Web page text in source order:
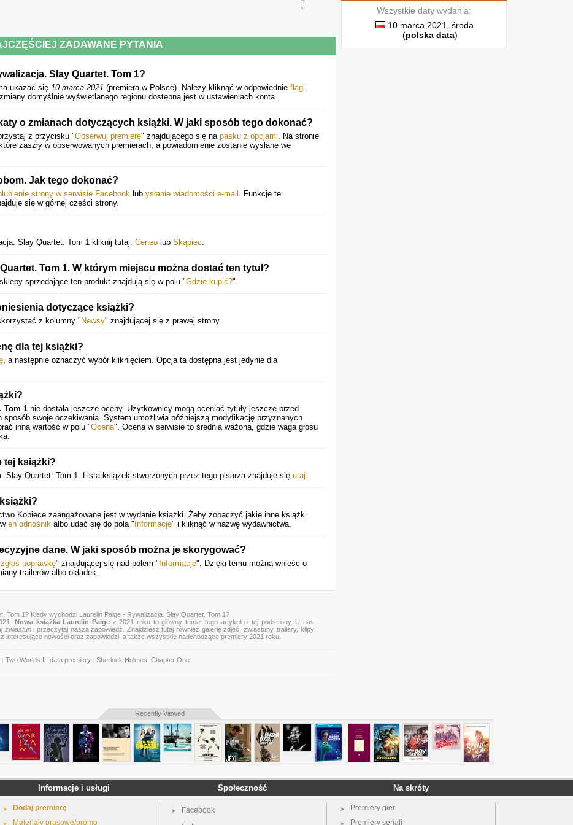
ZADAWANE PYTANIA
Slay Quartet. Tom 1?
ukazać się 10 marca 2021 (premiera w Polsce). Należy kliknąć w odpowiednie flagi,
domyślnie wyświetlanego regionu dostępna jest w ustawieniach konta.
o zmianach dotyczących książki. W jaki sposób tego dokonać?
z przycisku "Obserwuj premierę" znajdującego się na pasku z opcjami. Na stronie
zaszły w obserwowanych premierach, a powiadomienie zostanie wysłane we
Jak tego dokonać?
strony w serwisie Facebook lub ysłanie wiadomości e-mail . Funkcje te
się w górnej części strony.
Slay Quartet. Tom 1 kliknij tutaj: Ceneo lub Skąpiec.
Tom 1. W którym miejscu można dostać ten tytuł?
sprzedające ten produkt znajdują się w polu "Gdzie kupić?".
dotyczące książki?
z kolumny " Newsy" znajdującej się z prawej strony.
dla tej książki?
, a następnie oznaczyć wybór kliknięciem. Opcja ta dostępna jest jedynie dla
Tom 1 nie dostała jeszcze oceny. Użytkownicy mogą oceniać tytuły jeszcze przed
swoje oczekiwania. System umożliwia późniejszą modyfikację przyznanych
inną wartość w polu "Ocena". Ocena w serwisie to średnia ważona, gdzie waga głosu
tej książki?
Slay Quartet. Tom 1. Lista książek stworzonych przez tego pisarza znajduje się utaj.
Kobiece zaangażowane jest w wydanie książki. Żeby zobaczyć jakie inne książki
en odnośnik albo udać się do pola " Informacje" i kliknąć w nazwę wydawnictwa.
dane. W jaki sposób można je skorygować?
zgłoś poprawkę" znajdującej się nad polem " Informacje". Dzięki temu można wnieść o
trailerów albo okładek.
Tom 1? Kiedy wychodzi Laurelin Paige - Rywalizacja. Slay Quartet. Tom 1?
Nowa książka Laurelin Paigez 2021 roku to główny temat tego artykułu i tej podstrony. U nas
zwiastuni przeczytaj naszą zapowiedź. Znajdziesz tutaj również galerię zdjęć, zwiastuny, trailery, klipy
interesujące nowości oraz zapowiedzi, a także wszystkie nadchodzące premiery 2021 roku.
Two Worlds III data premiery Sherlock Holmes: Chapter One
Wszystkie daty wydania:
10 marca 2021, środa
(polska data)
Recently Viewed
Informacje i usługi
Dodaj premierę
Materiały prasowe/promo
Społeczność
Facebook
Na skróty
Premiery gier
Premiery seriali